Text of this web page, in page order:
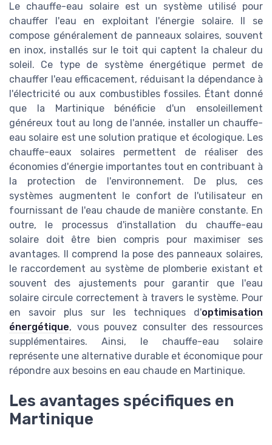
Le chauffe-eau solaire est un système utilisé pour
chauffer l'eau en exploitant l'énergie solaire. Il se
compose généralement de panneaux solaires, souvent
en inox, installés sur le toit qui captent la chaleur du
soleil. Ce type de système énergétique permet de
chauffer l'eau efficacement, réduisant la dépendance à
l'électricité ou aux combustibles fossiles. Étant donné
que la Martinique bénéficie d'un ensoleillement
généreux tout au long de l'année, installer un chauffe-
eau solaire est une solution pratique et écologique. Les
chauffe-eaux solaires permettent de réaliser des
économies d'énergie importantes tout en contribuant à
la protection de l'environnement. De plus, ces
systèmes augmentent le confort de l'utilisateur en
fournissant de l'eau chaude de manière constante. En
outre, le processus d'installation du chauffe-eau
solaire doit être bien compris pour maximiser ses
avantages. Il comprend la pose des panneaux solaires,
le raccordement au système de plomberie existant et
souvent des ajustements pour garantir que l'eau
solaire circule correctement à travers le système. Pour
en savoir plus sur les techniques d'optimisation
énergétique, vous pouvez consulter des ressources
supplémentaires. Ainsi, le chauffe-eau solaire
représente une alternative durable et économique pour
répondre aux besoins en eau chaude en Martinique.
Les avantages spécifiques en
Martinique